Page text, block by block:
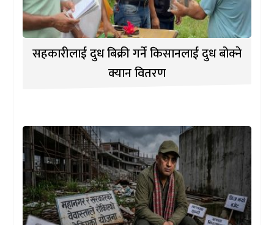
सहकारीलाई दुध बिक्री गर्ने किसानलाई दुध बोक्ने
क्यान वितरण